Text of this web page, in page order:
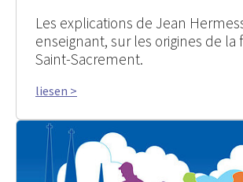
Les explications de Jean
enseignant, sur les origines de la
Saint-Sacrement.
liesen >